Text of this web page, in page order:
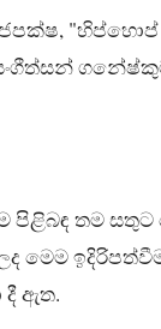
"හිප්හොප්
පිළිබඳ තම සතුට
ඇත.